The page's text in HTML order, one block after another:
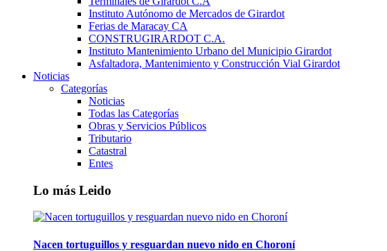
Instituto Autónomo de Mercados de Girardot
Ferias de Maracay CA
CONSTRUGIRARDOT C.A.
Instituto Mantenimiento Urbano del Municipio Girardot
Asfaltadora, Mantenimiento y Construcción Vial Girardot
Noticias
Categorías
Noticias
Todas las Categorías
Obras y Servicios Públicos
Tributario
Catastral
Entes
Lo más Leido
Nacen tortuguillos y resguardan nuevo nido en Choroní